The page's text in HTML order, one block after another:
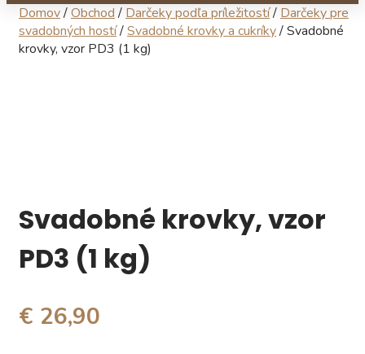
Domov/Obchod / Darčeky podľa príležitostí/ Darčeky pre
svadobných hostí/Svadobné krovky a cukríky/ Svadobné
krovky, vzor PD3 (1 kg)
Svadobné krovky, vzor
PD3 (1 kg)
€ 26,90